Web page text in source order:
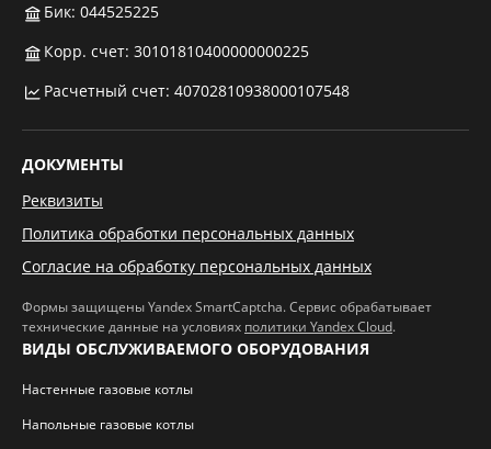
Бик: 044525225
Корр. счет: 30101810400000000225
Расчетный счет: 40702810938000107548
ДОКУМЕНТЫ
Реквизиты
Политика обработки персональных данных
Согласие на обработку персональных данных
Формы защищены Yandex SmartCaptcha. Сервис обрабатывает
технические данные на условиях политики Yandex Cloud.
ВИДЫ ОБСЛУЖИВАЕМОГО ОБОРУДОВАНИЯ
Настенные газовые котлы
Напольные газовые котлы